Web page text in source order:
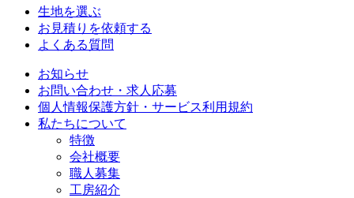
生地を選ぶ
お見積りを依頼する
よくある質問
お知らせ
お問い合わせ・求人応募
個人情報保護方針・サービス利用規約
私たちについて
特徴
会社概要
職人募集
工房紹介